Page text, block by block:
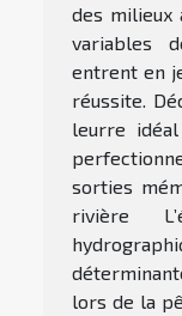
des milieux
variables
entrent en
réussite.
leurre
sorties
rivière
lors de la